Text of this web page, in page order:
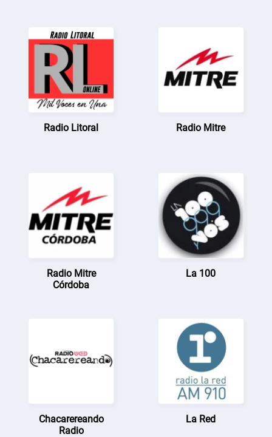
Radio Litoral Radio Mitre
Radio Mitre
Córdoba
La 100
Chacarereando
Radio
La Red